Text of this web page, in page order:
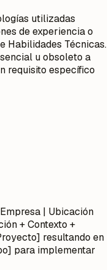
utilizadas
de experiencia o
Habilidades Técnicas.
u obsoleto a
requisito específico
| Ubicación
+ Contexto +
resultando en
para implementar